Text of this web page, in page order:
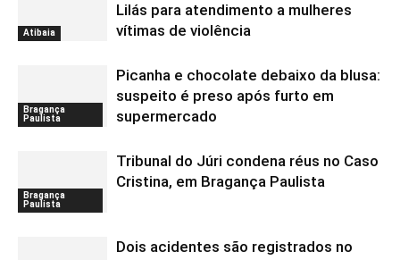
Atibaia
Lilás para atendimento a mulheres
vítimas de violência
Bragança
Paulista
Picanha e chocolate debaixo da blusa:
suspeito é preso após furto em
supermercado
Bragança
Paulista
Tribunal do Júri condena réus no Caso
Cristina, em Bragança Paulista
Dois acidentes são registrados no